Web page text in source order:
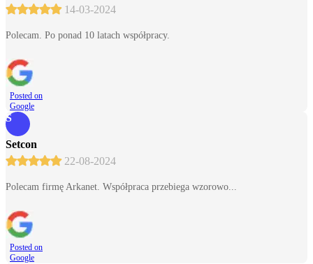
14-03-2024
Polecam. Po ponad 10 latach współpracy.
Posted on
Google
S
Setcon
22-08-2024
Polecam firmę Arkanet. Współpraca przebiega wzorowo...
Posted on
Google